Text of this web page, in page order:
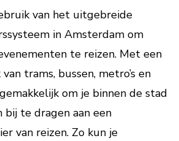
van het uitgebreide
in Amsterdam om
te reizen. Met een
trams, bussen, metro’s en
om je binnen de stad
bij te dragen aan een
van reizen. Zo kun je